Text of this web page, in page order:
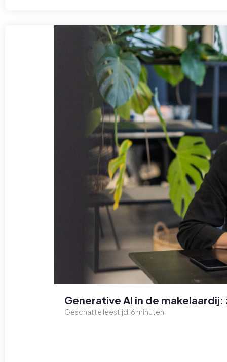
Generative AI in de
Geschatte leestijd: 6 minuten